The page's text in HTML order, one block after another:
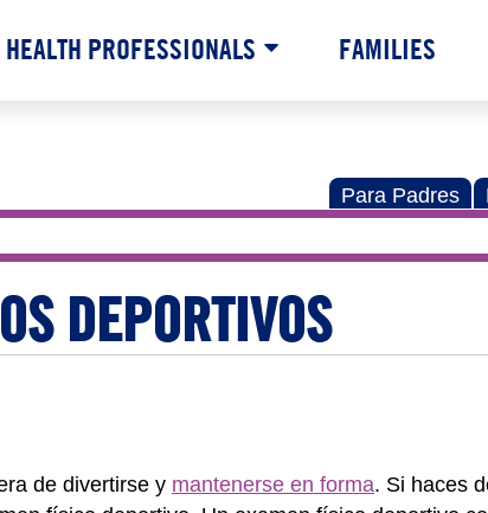
HEALTH PROFESSIONALS FAMILIES
Para Padres
DEPORTIVOS
de divertirse y mantenerse en forma. Si haces